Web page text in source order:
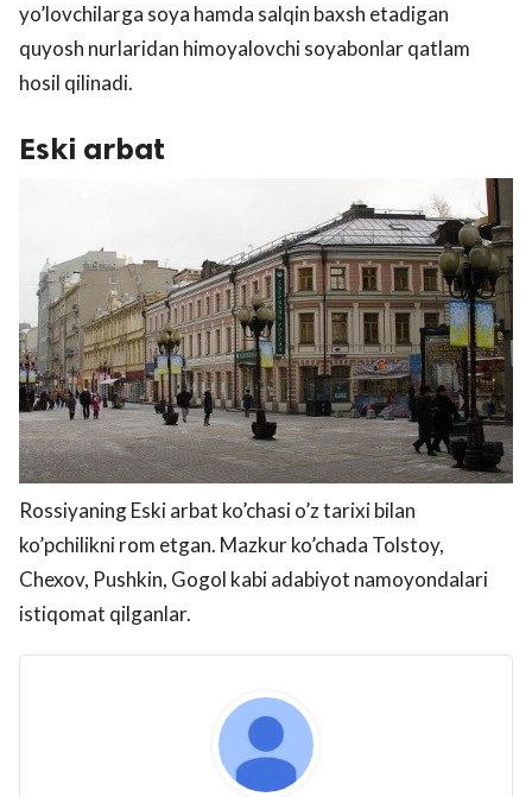
yo’lovchilarga soya hamda salqin baxsh etadigan
quyosh nurlaridan himoyalovchi soyabonlar qatlam
hosil qilinadi.
Eski arbat
Rossiyaning Eski arbat ko’chasi o’z tarixi bilan
ko’pchilikni rom etgan. Mazkur ko’chada Tolstoy,
Chexov, Pushkin, Gogol kabi adabiyot namoyondalari
istiqomat qilganlar.